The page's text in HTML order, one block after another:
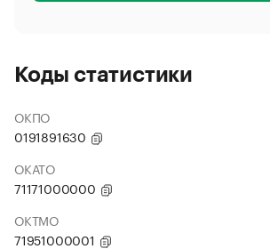
Коды статистики
ОКПО
0191891630
ОКАТО
71171000000
ОКТМО
71951000001